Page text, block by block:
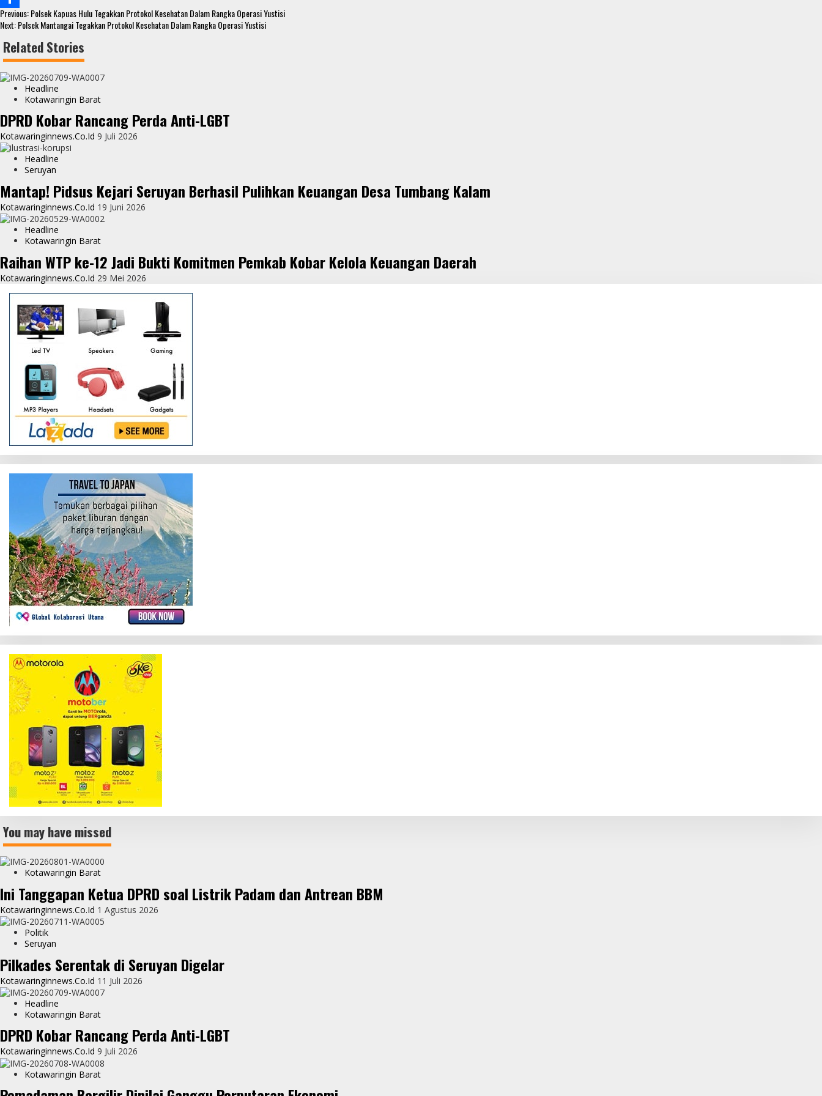
o
o
k
t
e
t
s
A
p
s
s
e
n
r
S
a
r
Continue
Reading
Previous:Polsek Kapuas Hulu Tegakkan Protokol Kesehatan Dalam Rangka Operasi Yustisi
Next:Polsek Mantangai Tegakkan Protokol Kesehatan Dalam Rangka Operasi Yustisi
Related Stories
Headline
Kotawaringin Barat
DPRD Kobar Rancang Perda Anti-LGBT
Kotawaringinnews.co.id 9 Juli 2026
Headline
Seruyan
Mantap! Pidsus Kejari Seruyan Berhasil Pulihkan Keuangan Desa Tumbang Kalam
Kotawaringinnews.co.id 19 Juni 2026
Headline
Kotawaringin Barat
Raihan WTP ke-12 Jadi Bukti Komitmen Pemkab Kobar Kelola Keuangan Daerah
Kotawaringinnews.co.id 29 Mei 2026
You may have missed
Kotawaringin Barat
Ini Tanggapan Ketua DPRD soal Listrik Padam dan Antrean BBM
Kotawaringinnews.co.id 1 Agustus 2026
Politik
Seruyan
Pilkades Serentak di Seruyan Digelar
Kotawaringinnews.co.id 11 Juli 2026
Headline
Kotawaringin Barat
DPRD Kobar Rancang Perda Anti-LGBT
Kotawaringinnews.co.id 9 Juli 2026
Kotawaringin Barat